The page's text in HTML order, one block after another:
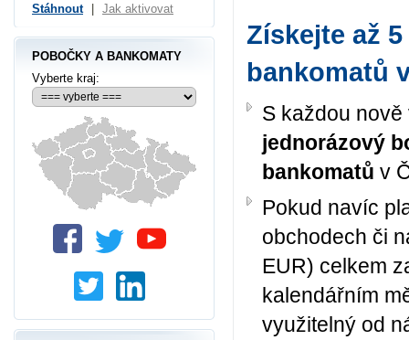
Získejte až
bankomatů
S každou
jednorázový
bankomatů v
Pokud navíc
obchodech či
EUR) celkem
kalendářním
využitelný od
Stáhnout Jak aktivovat
POBOČKY A BANKOMATY
Vyberte kraj: